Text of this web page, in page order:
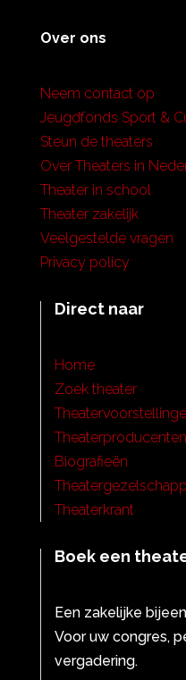
Over ons
Neem contact op
Jeugdfonds Sport &
Steun de theaters
Over Theaters in
Theater in school
Theater zakelijk
Veelgestelde vragen
Privacy policy
Direct naar
Home
Zoek theater
Theaterproducenten
Biografieën
Theaterkrant
Boek een
Een zakelijke
Voor uw congres,
vergadering.